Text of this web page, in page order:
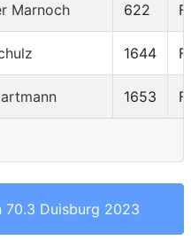
Marnoch 622
1644
1653
70.3 Duisburg 2023